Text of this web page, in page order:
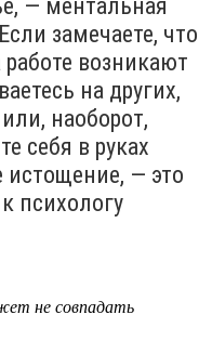
— ментальная
замечаете, что
возникают
на других,
наоборот,
себя в руках
истощение, — это
психологу
не совпадать